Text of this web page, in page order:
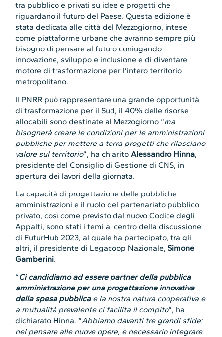
tra pubblico e privati su idee e progetti che
riguardano il futuro del Paese. Questa edizione è
stata dedicata alle città del Mezzogiorno, intese
come piattaforme urbane che avranno sempre più
bisogno di pensare al futuro coniugando
innovazione, sviluppo e inclusione e di diventare
motore di trasformazione per l’intero territorio
metropolitano.
Il PNRR può rappresentare una grande opportunità
di trasformazione per il Sud, il 40% delle risorse
allocabili sono destinate al Mezzogiorno “ma
bisognerà creare le condizioni per le amministrazioni
pubbliche per mettere a terra progetti che rilasciano
valore sul territorio”, ha chiaritoAlessandro Hinna,
presidente del Consiglio di Gestione di CNS, in
apertura dei lavori della giornata.
La capacità di progettazione delle pubbliche
amministrazioni e il ruolo del partenariato pubblico
privato, così come previsto dal nuovo Codice degli
Appalti, sono stati i temi al centro della discussione
di FuturHub 2023, al quale ha partecipato, tra gli
altri, il presidente di Legacoop Nazionale, Simone
Gamberini.
“Ci candidiamo ad essere partner della pubblica
amministrazione per una progettazione innovativa
della spesa pubblicae la nostra natura cooperativa e
a mutualità prevalente ci facilita il compito“, ha
dichiarato Hinna. “Abbiamo davanti tre grandi sfide:
nel pensare alle nuove opere, è necessario integrare